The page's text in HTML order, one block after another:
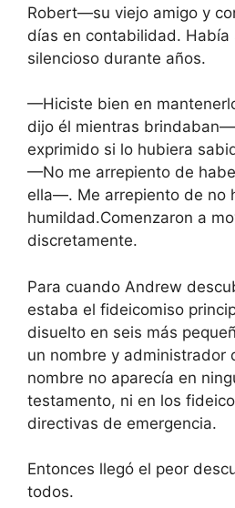
Robert—su viejo amigo y
días en contabilidad.
silencioso durante años.
—Hiciste bien en
dijo él mientras
exprimido si lo hubiera
—No me arrepiento de
ella—. Me arrepiento de no
humildad.Comenzaron a
discretamente.
Para cuando Andrew
estaba el fideicomiso
disuelto en seis más
un nombre y administrador
nombre no aparecía en
testamento, ni en los
directivas de emergencia.
Entonces llegó el peor
todos.